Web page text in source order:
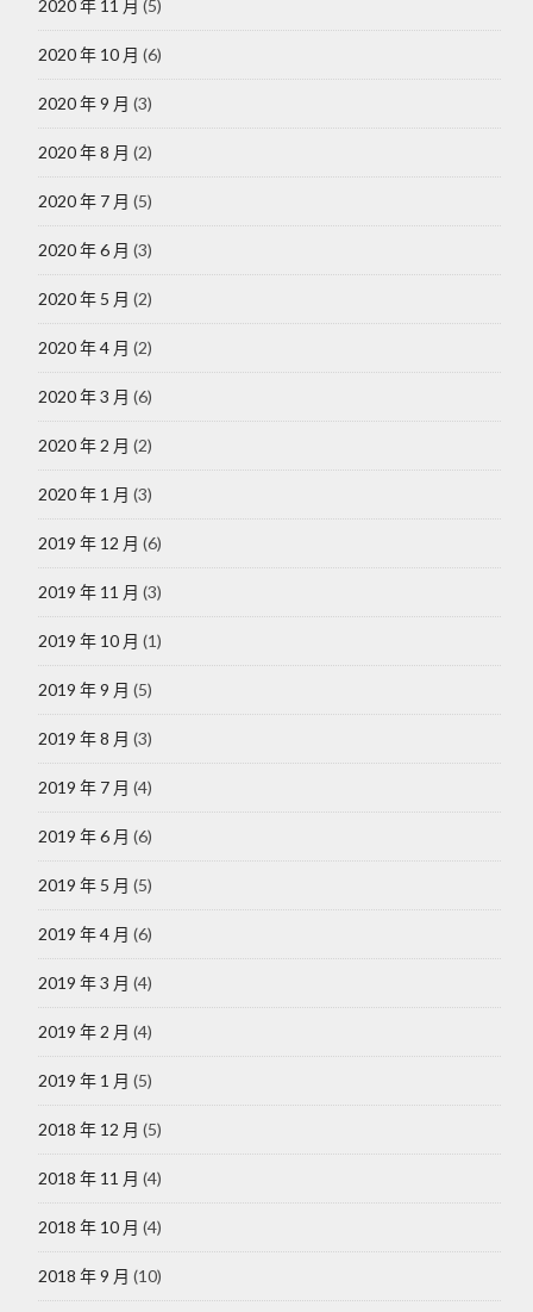
2020 年 11 月 (5)
2020 年 10 月 (6)
2020 年 9 月 (3)
2020 年 8 月 (2)
2020 年 7 月 (5)
2020 年 6 月 (3)
2020 年 5 月 (2)
2020 年 4 月 (2)
2020 年 3 月 (6)
2020 年 2 月 (2)
2020 年 1 月 (3)
2019 年 12 月 (6)
2019 年 11 月 (3)
2019 年 10 月 (1)
2019 年 9 月 (5)
2019 年 8 月 (3)
2019 年 7 月 (4)
2019 年 6 月 (6)
2019 年 5 月 (5)
2019 年 4 月 (6)
2019 年 3 月 (4)
2019 年 2 月 (4)
2019 年 1 月 (5)
2018 年 12 月 (5)
2018 年 11 月 (4)
2018 年 10 月 (4)
2018 年 9 月 (10)